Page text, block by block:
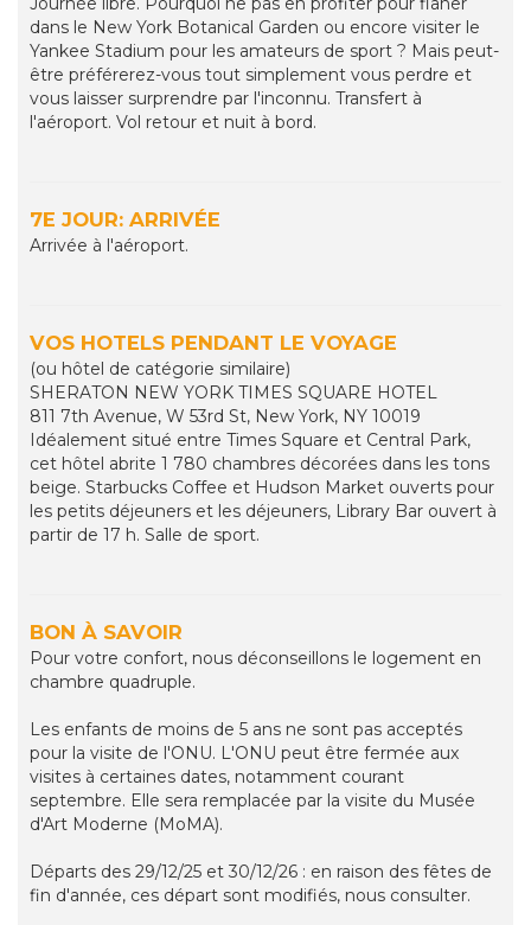
dans le New York Botanical Garden ou encore visiter le
Yankee Stadium pour les amateurs de sport ? Mais peut-
être préférerez-vous tout simplement vous perdre et
vous laisser surprendre par l'inconnu. Transfert à
l'aéroport. Vol retour et nuit à bord.
7E JOUR: ARRIVÉE
Arrivée à l'aéroport.
VOS HOTELS PENDANT LE VOYAGE
(ou hôtel de catégorie similaire)
SHERATON NEW YORK TIMES SQUARE HOTEL
811 7th Avenue, W 53rd St, New York, NY 10019
Idéalement situé entre Times Square et Central Park,
cet hôtel abrite 1 780 chambres décorées dans les tons
beige. Starbucks Coffee et Hudson Market ouverts pour
les petits déjeuners et les déjeuners, Library Bar ouvert à
partir de 17 h. Salle de sport.
BON À SAVOIR
Pour votre confort, nous déconseillons le logement en
chambre quadruple.
Les enfants de moins de 5 ans ne sont pas acceptés
pour la visite de l'ONU. L'ONU peut être fermée aux
visites à certaines dates, notamment courant
septembre. Elle sera remplacée par la visite du Musée
d'Art Moderne (MoMA).
Départs des 29/12/25 et 30/12/26 : en raison des fêtes de
fin d'année, ces départ sont modifiés, nous consulter.